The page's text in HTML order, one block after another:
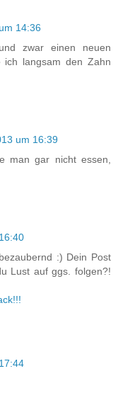
14:36
zwar einen neuen
ich langsam den Zahn
um 16:39
man gar nicht essen,
:) Dein Post
Lust auf ggs. folgen?!